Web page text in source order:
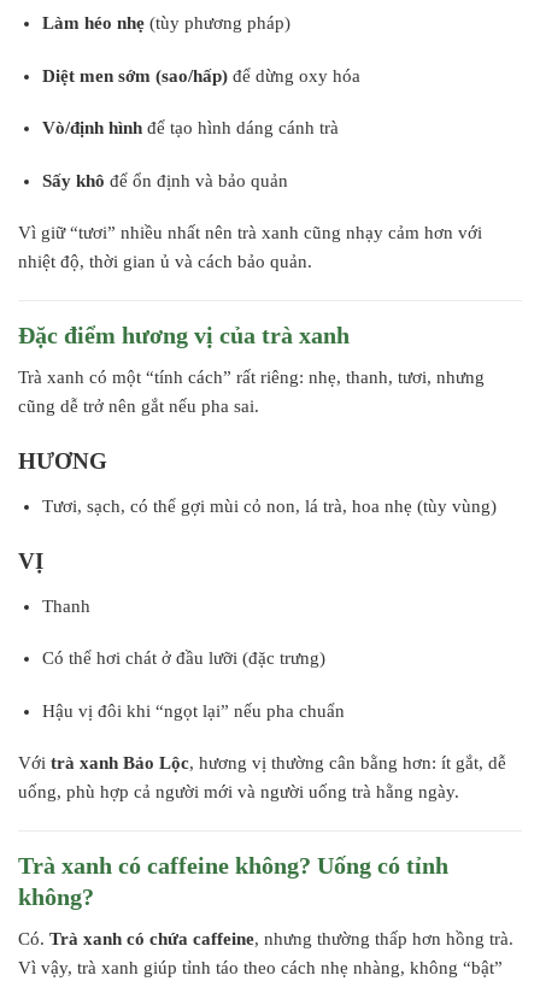
Làm héo nhẹ(tùy phương pháp)
Diệt men sớm (sao/hấp)để dừng oxy hóa
Vò/định hìnhđể tạo hình dáng cánh trà
Sấy khô để ổn định và bảo quản
Vì giữ “tươi” nhiều nhất nên trà xanh cũng nhạy cảm hơn với
nhiệt độ, thời gian ủ và cách bảo quản.
Đặc điểm hương vị của trà xanh
Trà xanh có một “tính cách” rất riêng: nhẹ, thanh, tươi, nhưng
cũng dễ trở nên gắt nếu pha sai.
HƯƠNG
Tươi, sạch, có thể gợi mùi cỏ non, lá trà, hoa nhẹ (tùy vùng)
VỊ
Thanh
Có thể hơi chát ở đầu lưỡi (đặc trưng)
Hậu vị đôi khi “ngọt lại” nếu pha chuẩn
Với trà xanh Bảo Lộc, hương vị thường cân bằng hơn: ít gắt, dễ
uống, phù hợp cả người mới và người uống trà hằng ngày.
Trà xanh có caffeine không? Uống có tỉnh
không?
Có. Trà xanh có chứa caffeine, nhưng thường thấp hơn hồng trà.
Vì vậy, trà xanh giúp tỉnh táo theo cách nhẹ nhàng, không “bật”